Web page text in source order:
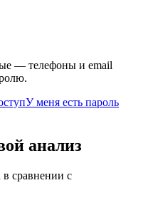
— телефоны и email
У меня есть пароль
анализ
сравнении с